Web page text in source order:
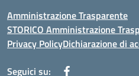
Amministrazione Trasparente
STORICO Amministrazione
Privacy PolicyDichiarazione di
Seguici su: